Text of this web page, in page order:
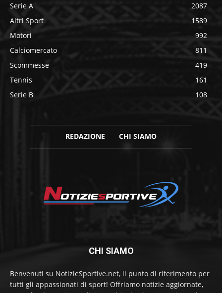
Serie A
2087
Altri Sport
1589
Motori
992
Calciomercato
811
Scommesse
419
Tennis
161
Serie B
108
REDAZIONE CHI SIAMO
CHI SIAMO
Benvenuti su NotizieSportive.net, il punto di riferimento per
tutti gli appassionati di sport! Offriamo notizie aggiornate,